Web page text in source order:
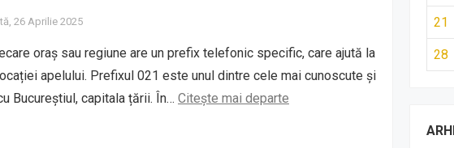
26 Aprilie 2025
oraș sau regiune are un prefix telefonic specific, care ajută la
apelului. Prefixul 021 este unul dintre cele mai cunoscute și
Bucureștiul, capitala țării. În… Citește mai departe
21
28